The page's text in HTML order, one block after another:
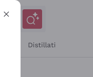
Distillati